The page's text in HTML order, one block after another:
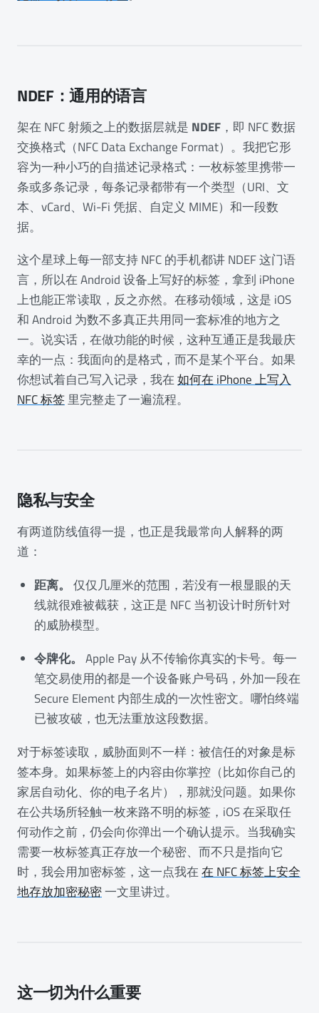
NDEF：通用的语言
架在 NFC 射频之上的数据层就是 NDEF ，即 NFC 数据
交换格式（NFC Data Exchange Format）。我把它形
容为一种小巧的自描述记录格式：一枚标签里携带一
条或多条记录，每条记录都带有一个类型（URI、文
本、vCard、Wi-Fi 凭据、自定义 MIME）和一段数
据。
这个星球上每一部支持 NFC 的手机都讲 NDEF 这门语
言，所以在 Android 设备上写好的标签，拿到 iPhone
上也能正常读取，反之亦然。在移动领域，这是 iOS
和 Android 为数不多真正共用同一套标准的地方之
一。说实话，在做功能的时候，这种互通正是我最庆
幸的一点：我面向的是格式，而不是某个平台。如果
你想试着自己写入记录，我在如何在 iPhone 上写入
NFC 标签里完整走了一遍流程。
隐私与安全
有两道防线值得一提，也正是我最常向人解释的两
道：
距离。 仅仅几厘米的范围，若没有一根显眼的天
线就很难被截获，这正是 NFC 当初设计时所针对
的威胁模型。
令牌化。 Apple Pay 从不传输你真实的卡号。每一
笔交易使用的都是一个设备账户号码，外加一段在
Secure Element 内部生成的一次性密文。哪怕终端
已被攻破，也无法重放这段数据。
对于标签读取，威胁面则不一样：被信任的对象是标
签本身。如果标签上的内容由你掌控（比如你自己的
家居自动化、你的电子名片），那就没问题。如果你
在公共场所轻触一枚来路不明的标签，iOS 在采取任
何动作之前，仍会向你弹出一个确认提示。当我确实
需要一枚标签真正存放一个秘密、而不只是指向它
时，我会用加密标签，这一点我在在 NFC 标签上安全
地存放加密秘密一文里讲过。
这一切为什么重要